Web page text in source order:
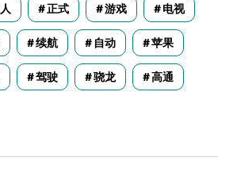
正式 游戏 电视
续航 自动 苹果
驾驶 骁龙 高通